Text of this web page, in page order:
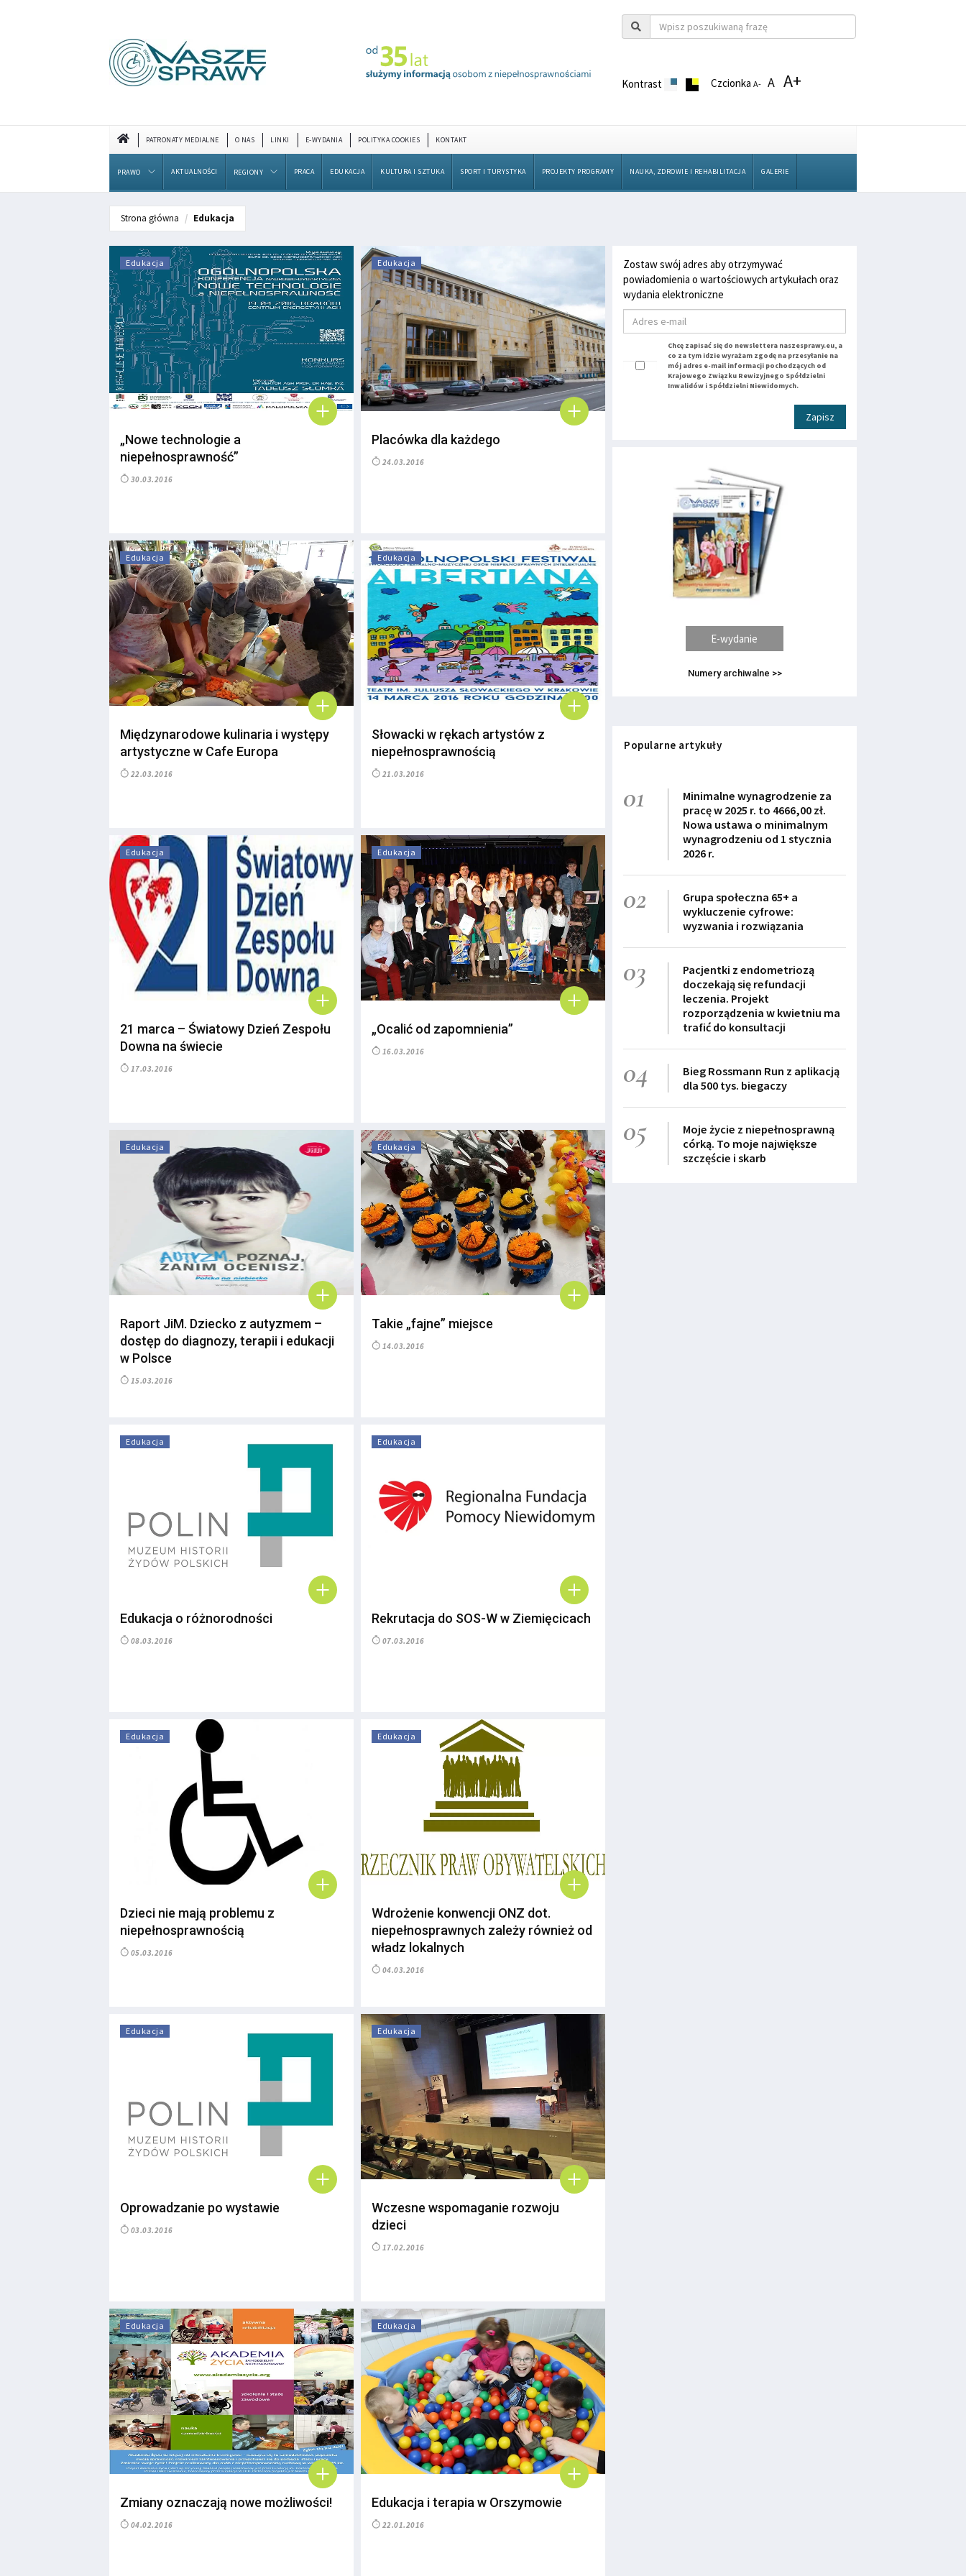
Kontrast CzcionkaA- A A+
PATRONATY MEDIALNE O NAS LINKI E-WYDANIA POLITYKA COOKIES KONTAKT
PRAWO AKTUALNOŚCI REGIONY PRACA EDUKACJA KULTURA I SZTUKA SPORT I TURYSTYKA PROJEKTY PROGRAMY NAUKA, ZDROWIE I REHABILITACJA GALERIE
Strona główna Edukacja
Edukacja
„Nowe technologie a
niepełnosprawność”
30.03.2016
Edukacja
Placówka dla każdego
24.03.2016
Edukacja
Międzynarodowe kulinaria i występy
artystyczne w Cafe Europa
22.03.2016
Edukacja
Słowacki w rękach artystów z
niepełnosprawnością
21.03.2016
Edukacja
21 marca – Światowy Dzień Zespołu
Downa na świecie
17.03.2016
Edukacja
„Ocalić od zapomnienia”
16.03.2016
Edukacja
Raport JiM. Dziecko z autyzmem –
dostęp do diagnozy, terapii i edukacji
w Polsce
15.03.2016
Edukacja
Takie „fajne” miejsce
14.03.2016
Edukacja
Edukacja o różnorodności
08.03.2016
Edukacja
Rekrutacja do SOS-W w Ziemięcicach
07.03.2016
Edukacja
Dzieci nie mają problemu z
niepełnosprawnością
05.03.2016
Edukacja
Wdrożenie konwencji ONZ dot.
niepełnosprawnych zależy również od
władz lokalnych
04.03.2016
Edukacja
Oprowadzanie po wystawie
03.03.2016
Edukacja
Wczesne wspomaganie rozwoju
dzieci
17.02.2016
Edukacja
Zmiany oznaczają nowe możliwości!
04.02.2016
Edukacja
Edukacja i terapia w Orszymowie
22.01.2016
Zostaw swój adres aby otrzymywać
powiadomienia o wartościowych artykułach oraz
wydania elektroniczne
Chcę zapisać się do newslettera naszesprawy.eu, a
co za tym idzie wyrażam zgodę na przesyłanie na
mój adres e-mail informacji pochodzących od
Krajowego Związku Rewizyjnego Spółdzielni
Inwalidów i Spółdzielni Niewidomych.
Zapisz
E-wydanie
Numery archiwalne >>
Popularne artykuły
01
Minimalne wynagrodzenie za
pracę w 2025 r. to 4666,00 zł.
Nowa ustawa o minimalnym
wynagrodzeniu od 1 stycznia
2026 r.
02
Grupa społeczna 65+ a
wykluczenie cyfrowe:
wyzwania i rozwiązania
03
Pacjentki z endometriozą
doczekają się refundacji
leczenia. Projekt
rozporządzenia w kwietniu ma
trafić do konsultacji
04
Bieg Rossmann Run z aplikacją
dla 500 tys. biegaczy
05
Moje życie z niepełnosprawną
córką. To moje największe
szczęście i skarb